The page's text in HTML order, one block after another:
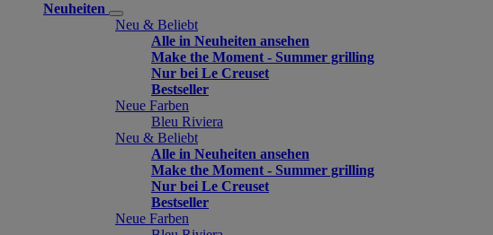
Neuheiten
Neu & Beliebt
Alle in Neuheiten ansehen
Make the Moment - Summer grilling
Nur bei Le Creuset
Bestseller
Neue Farben
Bleu Riviera
Neu & Beliebt
Alle in Neuheiten ansehen
Make the Moment - Summer grilling
Nur bei Le Creuset
Bestseller
Neue Farben